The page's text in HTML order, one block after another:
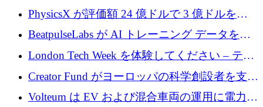
PhysicsX が評価額 24 億ドルで 3 億ドルを調
達
BeatpulseLabs が AI トレーニング データを拡
張するために 180 万ドルのプレシードを調達
London Tech Week を体験してください – テク
ノロジーがヨーロッパのイノベーションの未
来を形作る場所
Creator Fund がヨーロッパの科学創設者を支援
するために 5,600 万ドルを調達
Volteum は EV および混合車両の運用に電力を